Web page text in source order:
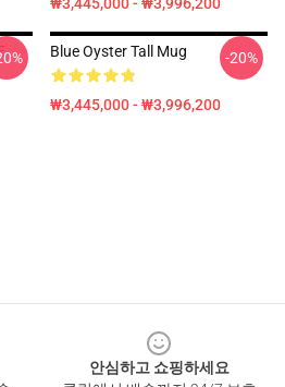
Blue Oyster Tall Mug
₩3,445,000 - ₩3,996,200
-20%
안심하고 쇼핑하세요